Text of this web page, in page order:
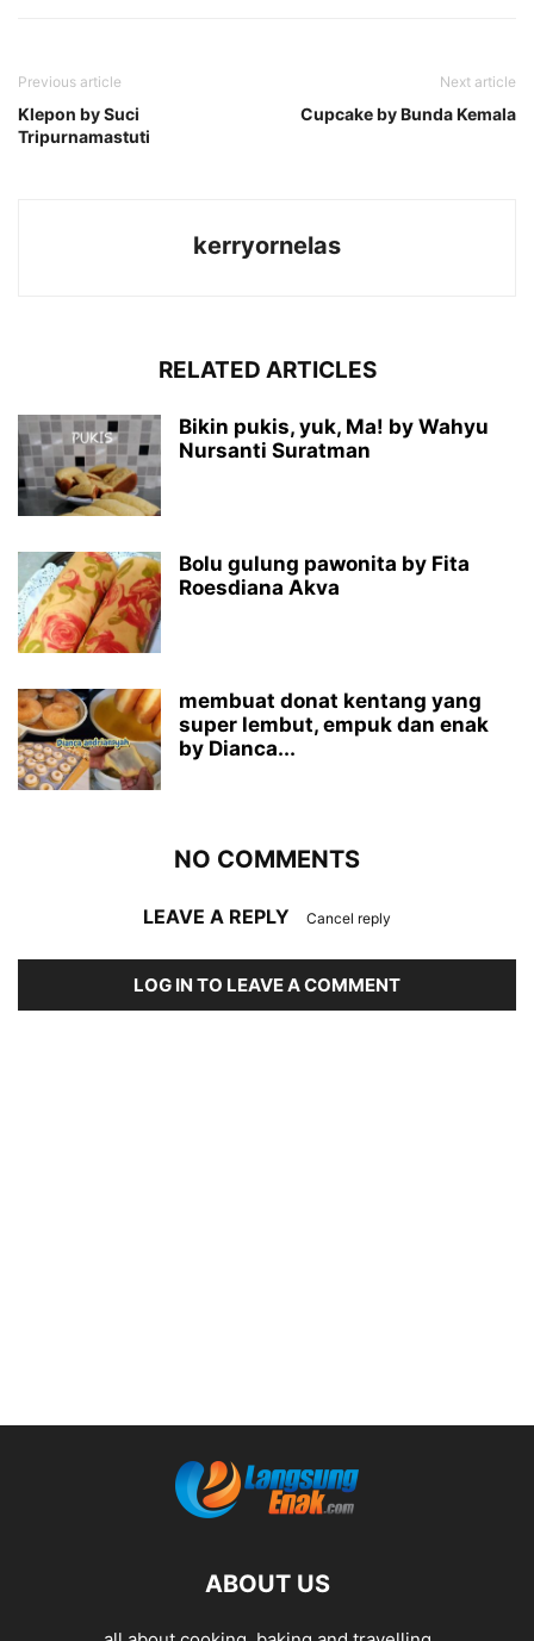
Previous article
Klepon by Suci
Tripurnamastuti
Next article
Cupcake by Bunda Kemala
kerryornelas
RELATED ARTICLES
Bikin pukis, yuk, Ma! by Wahyu
Nursanti Suratman
Bolu gulung pawonita by Fita
Roesdiana Akva
membuat donat kentang yang
super lembut, empuk dan enak
by Dianca...
NO COMMENTS
LEAVE A REPLY Cancel reply
LOG IN TO LEAVE A COMMENT
ABOUT US